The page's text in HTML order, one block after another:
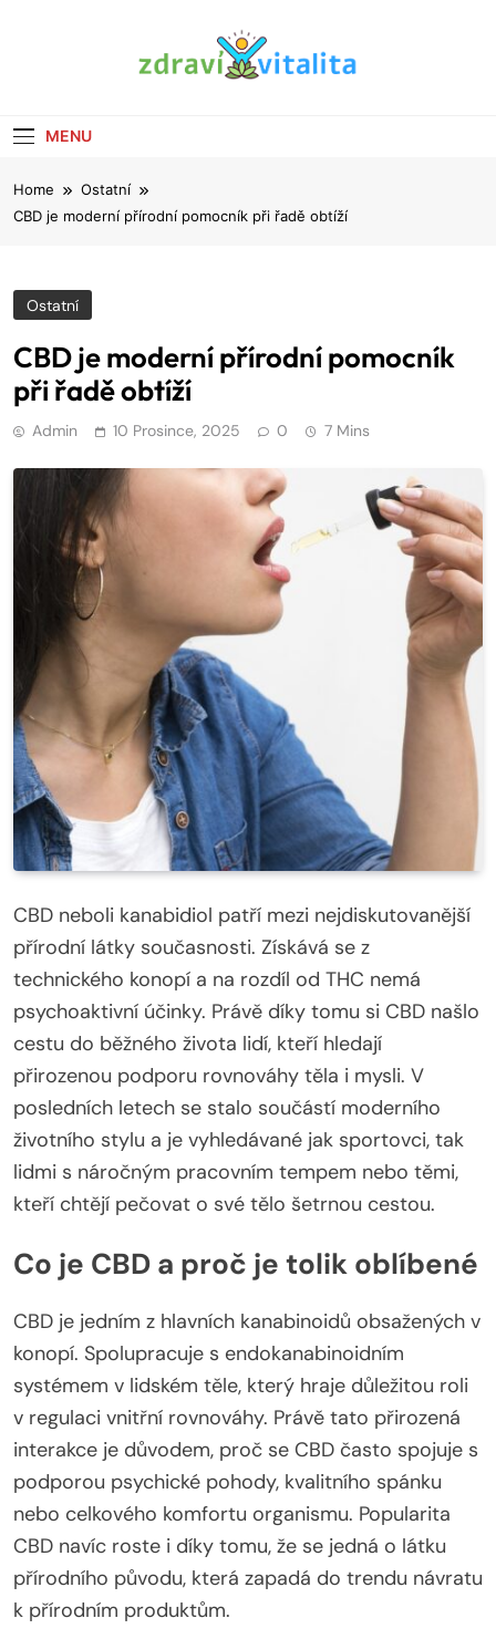
MENU
Home
Ostatní
CBD je moderní přírodní pomocník při řadě obtíží
Ostatní
CBD je moderní přírodní pomocník
při řadě obtíží
Admin 10 Prosince, 2025 0 7 Mins
CBD neboli kanabidiol patří mezi nejdiskutovanější
přírodní látky současnosti. Získává se z
technického konopí a na rozdíl od THC nemá
psychoaktivní účinky. Právě díky tomu si CBD našlo
cestu do běžného života lidí, kteří hledají
přirozenou podporu rovnováhy těla i mysli. V
posledních letech se stalo součástí moderního
životního stylu a je vyhledávané jak sportovci, tak
lidmi s náročným pracovním tempem nebo těmi,
kteří chtějí pečovat o své tělo šetrnou cestou.
Co je CBD a proč je tolik oblíbené
CBD je jedním z hlavních kanabinoidů obsažených v
konopí. Spolupracuje s endokanabinoidním
systémem v lidském těle, který hraje důležitou roli
v regulaci vnitřní rovnováhy. Právě tato přirozená
interakce je důvodem, proč se CBD často spojuje s
podporou psychické pohody, kvalitního spánku
nebo celkového komfortu organismu. Popularita
CBD navíc roste i díky tomu, že se jedná o látku
přírodního původu, která zapadá do trendu návratu
k přírodním produktům.